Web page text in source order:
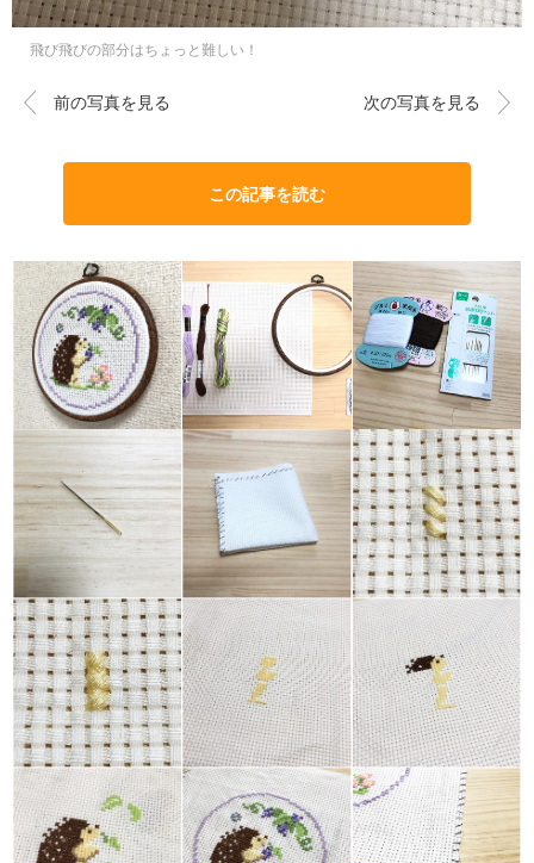
飛び飛びの部分はちょっと難しい！
前の写真を見る 次の写真を見る
この記事を読む